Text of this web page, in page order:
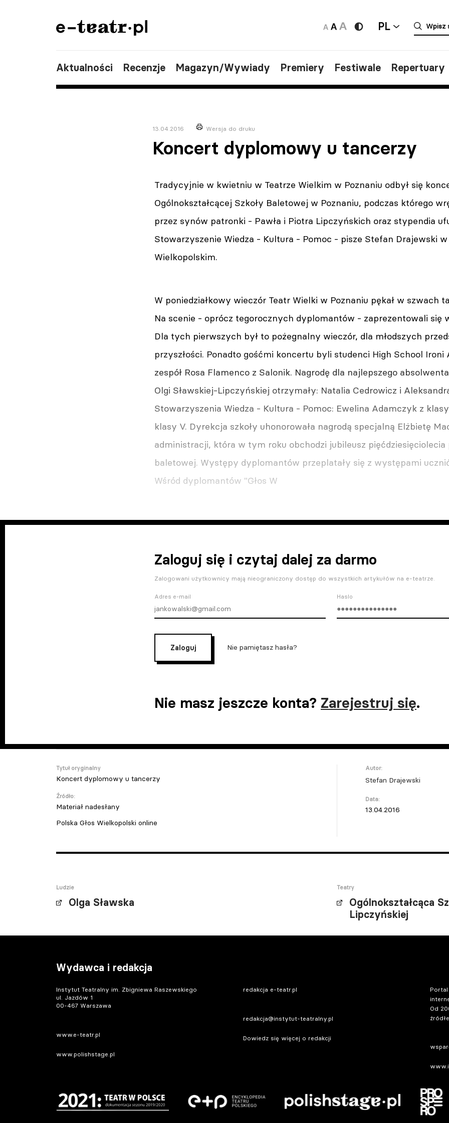
PL
Aktualności Recenzje Magazyn/Wywiady Premiery Festiwale Repertuary
13.04.2016 Wersja do druku
Koncert dyplomowy u tancerzy
Tradycyjnie w kwietniu w Teatrze Wielkim w Poznaniu odbył się
Ogólnokształcącej Szkoły Baletowej w Poznaniu, podczas którego
przez synów patronki - Pawła i Piotra Lipczyńskich oraz stypendia
Stowarzyszenie Wiedza - Kultura - Pomoc - pisze Stefan Drajewski w
Wielkopolskim.
W poniedziałkowy wieczór Teatr Wielki w Poznaniu pękał w szwach
Na scenie - oprócz tegorocznych dyplomantów - zaprezentowali się
Dla tych pierwszych był to pożegnalny wieczór, dla młodszych
przyszłości. Ponadto gośćmi koncertu byli studenci High School
zespół Rosa Flamenco z Salonik. Nagrodę dla najlepszego
Olgi Sławskiej-Lipczyńskiej otrzymały: Natalia Cedrowicz i
Stowarzyszenia Wiedza - Kultura - Pomoc: Ewelina Adamczyk z
klasy V. Dyrekcja szkoły uhonorowała nagrodą specjalną Elżbietę
administracji, która w tym roku obchodzi jubileusz
baletowej. Występy dyplomantów przeplatały się z występami
Wśród dyplomantów "Głos W
Zaloguj się i czytaj dalej za darmo
Zalogowani użytkownicy mają nieograniczony dostęp do wszystkich artykułów na e-teatrze.
Adres e-mail Haslo
Zaloguj Nie pamiętasz hasła?
Nie masz jeszcze konta? Zarejestruj się.
Tytuł oryginalny
Koncert dyplomowy u tancerzy
Źródło:
Materiał nadesłany
Polska Głos Wielkopolski online
Autor:
Stefan Drajewski
Data:
13.04.2016
Ludzie
Olga Sławska
Teatry
Ogólnokształcąca
Lipczyńskiej
Wydawca i redakcja
Instytut Teatralny im. Zbigniewa Raszewskiego
ul. Jazdów 1
00-467 Warszawa
www.e-teatr.pl
www.polishstage.pl
redakcja e-teatr.pl
redakcja@instytut-teatralny.pl
Dowiedz się więcej o redakcji
Od